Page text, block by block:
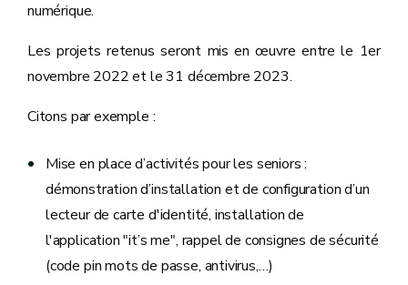
numérique.
Les projets retenus seront mis en œuvre entre le 1er
novembre 2022 et le 31 décembre 2023.
Citons par exemple :
Mise en place d’activités pour les seniors :
démonstration d’installation et de configuration d’un
lecteur de carte d'identité, installation de
l'application "it’s me", rappel de consignes de sécurité
(code pin mots de passe, antivirus,…)